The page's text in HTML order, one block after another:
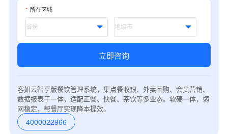
* 所在区域
立即咨询
客如云智享版餐饮管理系统，集点餐收银、外卖团购、会员营销、
数据报表于一体，适配正餐、快餐、茶饮等多业态。软硬一体，弱
网稳定，帮餐厅实现降本提效。
4000022966